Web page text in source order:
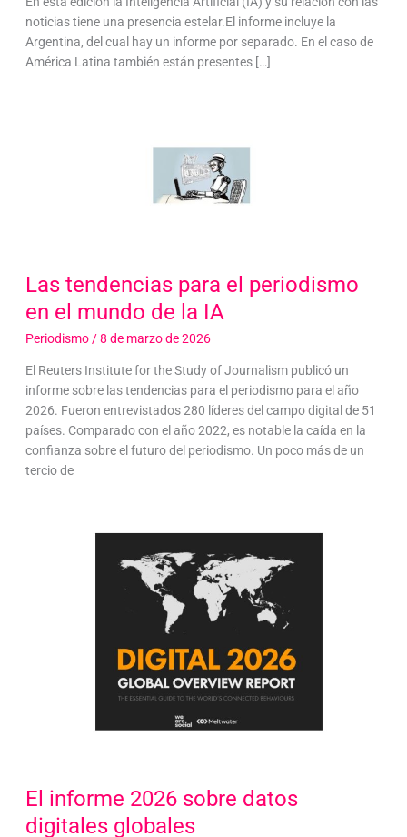
noticias tiene una presencia estelar.El informe incluye la
Argentina, del cual hay un informe por separado. En el caso de
América Latina también están presentes […]
Las tendencias para el periodismo
en el mundo de la IA
Periodismo/8 de marzo de 2026
El Reuters Institute for the Study of Journalism publicó un
informe sobre las tendencias para el periodismo para el año
2026. Fueron entrevistados 280 líderes del campo digital de 51
países. Comparado con el año 2022, es notable la caída en la
confianza sobre el futuro del periodismo. Un poco más de un
tercio de
El informe 2026 sobre datos
digitales globales